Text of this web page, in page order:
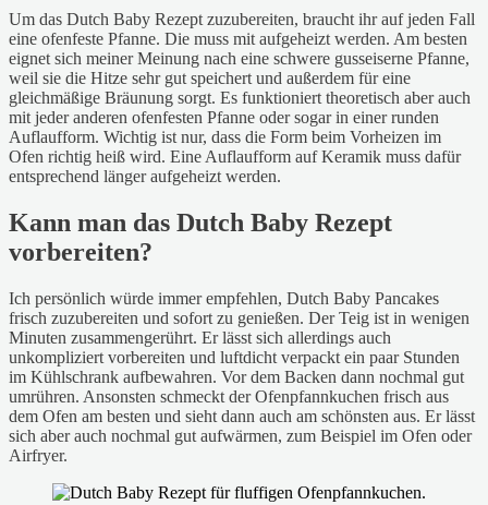
Um das Dutch Baby Rezept zuzubereiten, braucht ihr auf jeden Fall
eine ofenfeste Pfanne. Die muss mit aufgeheizt werden. Am besten
eignet sich meiner Meinung nach eine schwere gusseiserne Pfanne,
weil sie die Hitze sehr gut speichert und außerdem für eine
gleichmäßige Bräunung sorgt. Es funktioniert theoretisch aber auch
mit jeder anderen ofenfesten Pfanne oder sogar in einer runden
Auflaufform. Wichtig ist nur, dass die Form beim Vorheizen im
Ofen richtig heiß wird. Eine Auflaufform auf Keramik muss dafür
entsprechend länger aufgeheizt werden.
Kann man das Dutch Baby Rezept
vorbereiten?
Ich persönlich würde immer empfehlen, Dutch Baby Pancakes
frisch zuzubereiten und sofort zu genießen. Der Teig ist in wenigen
Minuten zusammengerührt. Er lässt sich allerdings auch
unkompliziert vorbereiten und luftdicht verpackt ein paar Stunden
im Kühlschrank aufbewahren. Vor dem Backen dann nochmal gut
umrühren. Ansonsten schmeckt der Ofenpfannkuchen frisch aus
dem Ofen am besten und sieht dann auch am schönsten aus. Er lässt
sich aber auch nochmal gut aufwärmen, zum Beispiel im Ofen oder
Airfryer.